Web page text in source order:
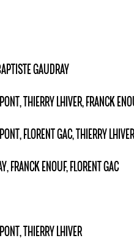
GAUDRAY
THIERRY LHIVER, FRANCK
FLORENT GAC, THIERRY
FRANCK ENOUF, FLORENT GAC
THIERRY LHIVER